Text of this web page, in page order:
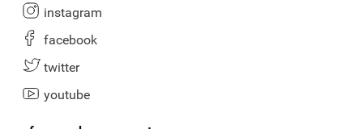
instagram
facebook
twitter
youtube